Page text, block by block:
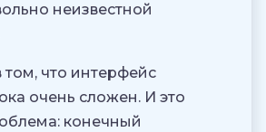
неизвестной
что интерфейс
очень сложен. И это
конечный